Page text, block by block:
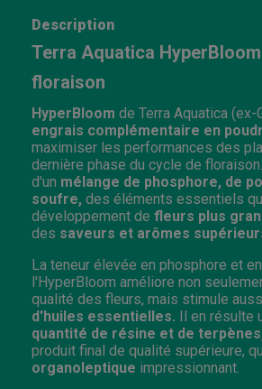
Description
Terra Aquatica
floraison
HyperBloom de Terra Aquatica (ex-
engrais complémentaire en
maximiser les performances des
dernière phase du cycle de
d'un mélange de phosphore, de
soufre, des éléments essentiels
développement de fleurs plus
des saveurs et arômes
La teneur élevée en phosphore et
l'HyperBloom améliore non
qualité des fleurs, mais stimule
d'huiles essentielles. Il en résulte
quantité de résine et de
produit final de qualité supérieure,
organoleptique impressionnant.